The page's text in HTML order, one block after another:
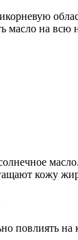
масло на всю
кожу
повлиять на